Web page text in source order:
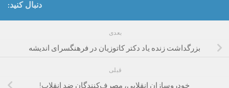
دنبال کنید:
بعدی
بزرگداشت زنده یاد دکتر کاتوزیان در فرهنگسرای اندیشه
قبلی
خودروسازان انقلابی، مصرف‌کنندگان ضد انقلاب!